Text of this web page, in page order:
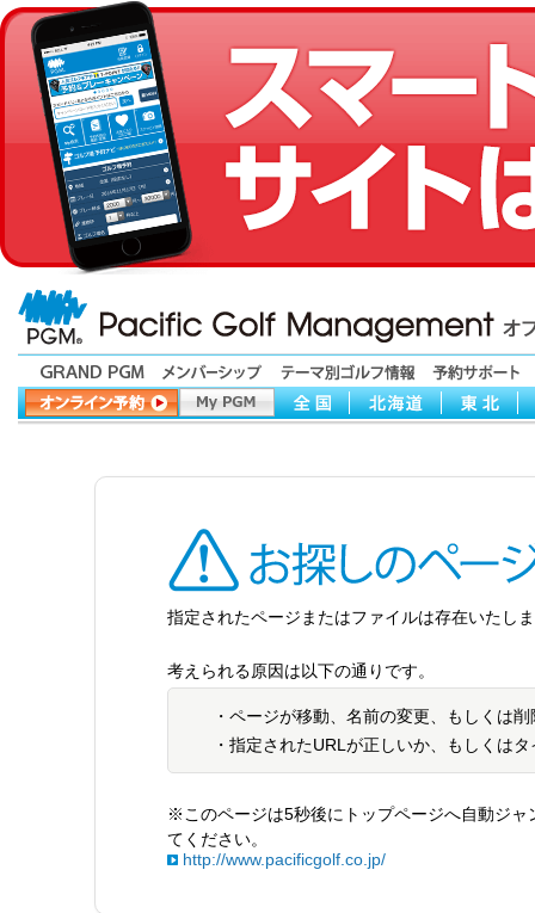
指定されたページまたはファイルは存在いたし
考えられる原因は以下の通りです。
・ページが移動、名前の変更、もしくは
・指定されたURLが正しいか、もしくは
※このページは5秒後にトップページへ自動ジ
てください。
http://www.pacificgolf.co.jp/